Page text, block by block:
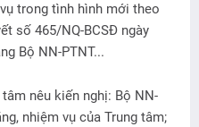
trong tình hình mới theo
số 465/NQ-BCSĐ ngày
Bộ NN-PTNT...
nêu kiến nghị: Bộ NN-
nhiệm vụ của Trung tâm;